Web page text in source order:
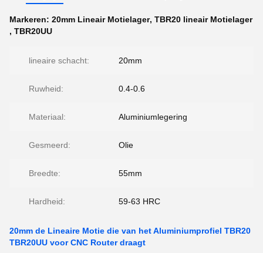
Markeren: 20mm Lineair Motielager, TBR20 lineair Motielager
, TBR20UU
lineaire schacht: 20mm
Ruwheid: 0.4-0.6
Materiaal: Aluminiumlegering
Gesmeerd: Olie
Breedte: 55mm
Hardheid: 59-63 HRC
20mm de Lineaire Motie die van het Aluminiumprofiel TBR20
TBR20UU voor CNC Router draagt